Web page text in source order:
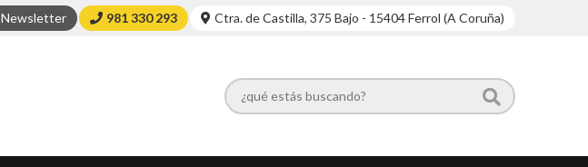
Newsletter 981 330 293 Ctra. de Castilla, 375 Bajo - 15404 Ferrol (A Coruña)